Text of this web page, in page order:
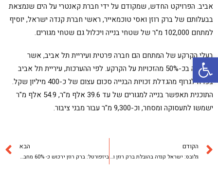
פתח סרגל נגישות
אביב. הפרויקט החדש, שמקודם על ידי חברת קאנטרי על הים שנמצאת
בבעלותם של ברק רוזן ואסי טוכמאייר, ראשי חברת קנדה ישראל, יוסיף
למתחם 102,000 מ"ר של שטחי בנייה ויכלול גם שטחי מגורים.
בעלי הקרקע של המתחם הם חברה פרטית ועיריית תל אביב, אשר
מחזיקה בכ-50% מהזכויות על הקרקע. לפי ההערכות, עיריית תל אביב
צפויה לגרוף מהגדלת זכויות הבנייה סכום עצום של כ-400 מיליון שקל.
התוכנית תאפשר בנייה למגורים של עד 39.6 אלף מ"ר, 54.9 אלף מ"ר
ישמשו לתעסוקה ומסחר, וכ-9,300 מ"ר עבור מבני ציבור.
הקודם
גלובס: ישראל קנדה בהובלת ברק רוזן ואסי טוכמאייר – רכשה את מנרב פרויקטים
הבא
ביזפורטל: ברק רוזן ירכוש כ- 60% מחברת די.אן.איי ביומד